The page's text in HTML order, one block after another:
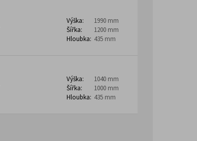
Výška:
1990 mm
Šířka:
1200 mm
Hloubka: 435 mm
Výška:
1040 mm
Šířka:
1000 mm
Hloubka: 435 mm